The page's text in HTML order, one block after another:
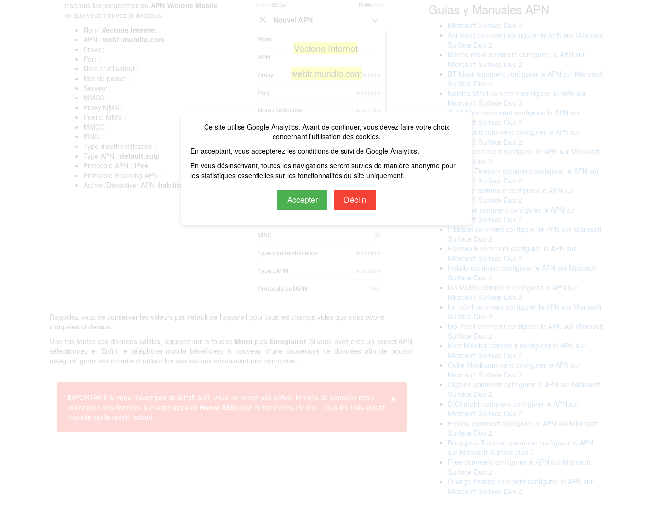
Ce site utilise Google Analytics. Avant de continuer, vous devez faire votre choix
concernant l'utilisation des cookies.
En acceptant, vous accepterez les conditions de suivi de Google Analytics.
En vous désinscrivant, toutes les navigations seront suivies de manière anonyme pour
les statistiques essentielles sur les fonctionnalités du site uniquement.
Accepter Déclin
Insérons les paramètres du APN Vectone Mobile
ce que vous trouvez ci-dessous.
Nom :Vectone Internet
APN : webfr.mundio.com
Proxy :
Port :
Nom d'utilisateur :
Mot de passe :
Serveur :
MMSC :
Proxy MMS :
Puerto MMS :
MMCC :
MNC :
Type d'authentification :
Type APN : default,sulp
Protocole APN : IPv4
Protocole Roaming APN :
Activer/Désactiver APN :habilitado
webfr.mundio.com
Vectone Internet
Rappelez-vous de conserver les valeurs par défault de l'appareil pour tous les champs vides que nous avons
indiquées ci-dessus.
Une fois toutes ces données saisies, appuyez sur la touche Menu puis Enregistrer. Si vous avez créé un nouvel APN,
sélectionnez-le. Enfin, le téléphone mobile bénéficiera à nouveau d'une couverture de données afin de pouvoir
naviguer, gérer ses e-mails et utiliser les applications nécessitant une connexion.
×
IMPORTANT: si vous n'avez pas de forfait actif, vous ne devez pas activer le trafic de données et/ou
l'itinérance des données sur votre appareil Honor X50i pour éviter d'encourir des . Tous les frais seront
imputés sur le crédit restant.
Guías y Manuales APN
Microsoft Surface Duo 2
Aki Móvil comment configurer le APN sur Microsoft
Surface Duo 2
Blaveo móvil comment configurer le APN sur
Microsoft Surface Duo 2
BT Móvil comment configurer le APN sur Microsoft
Surface Duo 2
Nordés Móvil comment configurer le APN sur
Microsoft Surface Duo 2
CableMóvil comment configurer le APN sur
Microsoft Surface Duo 2
Cableworld comment configurer le APN sur
Microsoft Surface Duo 2
Cellhire comment configurer le APN sur Microsoft
Surface Duo 2
Correos Telecom comment configurer le APN sur
Microsoft Surface Duo 2
Euskaltel comment configurer le APN sur
Microsoft Surface Duo 2
Eva Móvil comment configurer le APN sur
Microsoft Surface Duo 2
Fibracat comment configurer le APN sur Microsoft
Surface Duo 2
Finetwork comment configurer le APN sur
Microsoft Surface Duo 2
Holafly comment configurer le APN sur Microsoft
Surface Duo 2
ion Mobile comment configurer le APN sur
Microsoft Surface Duo 2
lcr móvil comment configurer le APN sur Microsoft
Surface Duo 2
ipo móvil comment configurer le APN sur Microsoft
Surface Duo 2
Knet Móviles comment configurer le APN sur
Microsoft Surface Duo 2
Cube Móvil comment configurer le APN sur
Microsoft Surface Duo 2
Digame comment configurer le APN sur Microsoft
Surface Duo 2
DIGI mobil comment configurer le APN sur
Microsoft Surface Duo 2
Embou comment configurer le APN sur Microsoft
Surface Duo 2
Bouygues Telecom comment configurer le APN
sur Microsoft Surface Duo 2
Free comment configurer le APN sur Microsoft
Surface Duo 2
Orange France comment configurer le APN sur
Microsoft Surface Duo 2